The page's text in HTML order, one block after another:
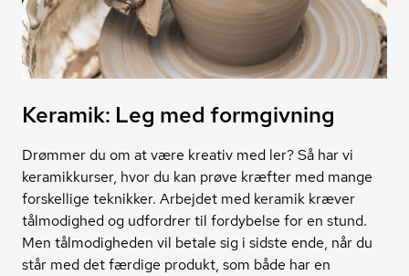
Keramik: Leg med formgivning
Drømmer du om at være kreativ med ler? Så har vi
keramikkurser, hvor du kan prøve kræfter med mange
forskellige teknikker. Arbejdet med keramik kræver
tålmodighed og udfordrer til fordybelse for en stund.
Men tålmodigheden vil betale sig i sidste ende, når du
står med det færdige produkt, som både har en